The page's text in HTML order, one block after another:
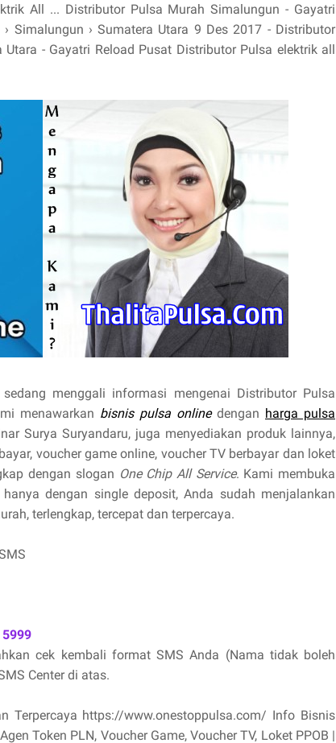
All ... Distributor Pulsa Murah Simalungun - Gayatri
Simalungun › Sumatera Utara 9 Des 2017 - Distributor
- Gayatri Reload Pusat Distributor Pulsa elektrik all
menggali informasi mengenai Distributor Pulsa
menawarkan bisnis pulsa onlinedengan harga pulsa
Surya Suryandaru, juga menyediakan produk lainnya,
voucher game online, voucher TV berbayar dan loket
dengan slogan One Chip All Service. Kami membuka
dengan single deposit, Anda sudah menjalankan
terlengkap, tercepat dan terpercaya.
cek kembali format SMS Anda (Nama tidak boleh
Center di atas.
Terpercaya https://www.onestoppulsa.com/ Info Bisnis
Token PLN, Voucher Game, Voucher TV, Loket PPOB |